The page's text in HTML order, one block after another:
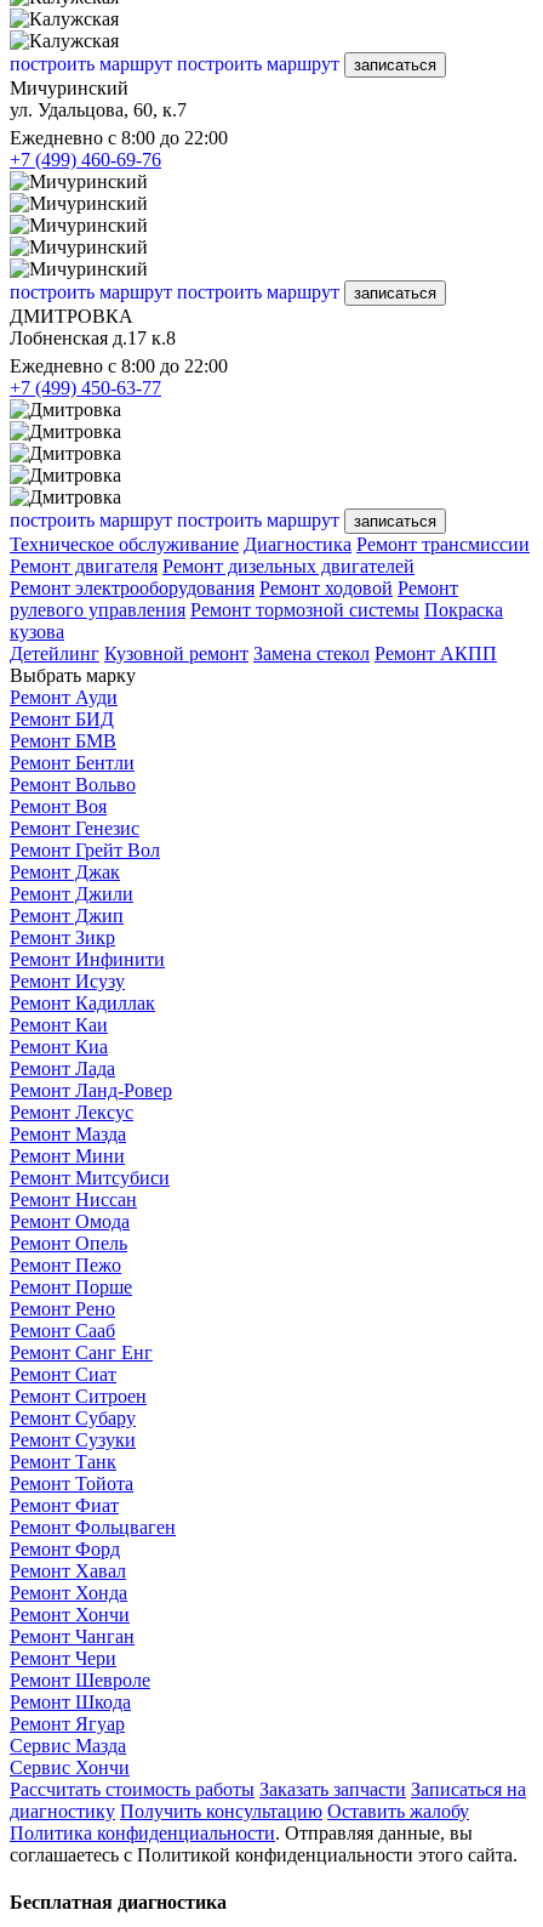
построить маршрут построить маршрут записаться
Мичуринский
ул. Удальцова, 60, к.7
Ежедневно с 8:00 до 22:00
+7 (499) 460-69-76
построить маршрут построить маршрут записаться
ДМИТРОВКА
Лобненская д.17 к.8
Ежедневно с 8:00 до 22:00
+7 (499) 450-63-77
построить маршрут построить маршрут записаться
Техническое обслуживание Диагностика Ремонт трансмиссии
Ремонт двигателя Ремонт дизельных двигателей
Ремонт электрооборудования Ремонт ходовой Ремонт
рулевого управления Ремонт тормозной системы Покраска
кузова
Детейлинг Кузовной ремонт Замена стекол Ремонт АКПП
Выбрать марку
Ремонт Ауди
Ремонт БИД
Ремонт БМВ
Ремонт Бентли
Ремонт Вольво
Ремонт Воя
Ремонт Генезис
Ремонт Грейт Вол
Ремонт Джак
Ремонт Джили
Ремонт Джип
Ремонт Зикр
Ремонт Инфинити
Ремонт Исузу
Ремонт Кадиллак
Ремонт Каи
Ремонт Киа
Ремонт Лада
Ремонт Ланд-Ровер
Ремонт Лексус
Ремонт Мазда
Ремонт Мини
Ремонт Митсубиси
Ремонт Ниссан
Ремонт Омода
Ремонт Опель
Ремонт Пежо
Ремонт Порше
Ремонт Рено
Ремонт Сааб
Ремонт Санг Енг
Ремонт Сиат
Ремонт Ситроен
Ремонт Субару
Ремонт Сузуки
Ремонт Танк
Ремонт Тойота
Ремонт Фиат
Ремонт Фольцваген
Ремонт Форд
Ремонт Хавал
Ремонт Хонда
Ремонт Хончи
Ремонт Чанган
Ремонт Чери
Ремонт Шевроле
Ремонт Шкода
Ремонт Ягуар
Сервис Мазда
Сервис Хончи
Рассчитать стоимость работы Заказать запчасти Записаться на
диагностику Получить консультацию Оставить жалобу
Политика конфиденциальности. Отправляя данные, вы
соглашаетесь с Политикой конфиденциальности этого сайта.
Бесплатная диагностика